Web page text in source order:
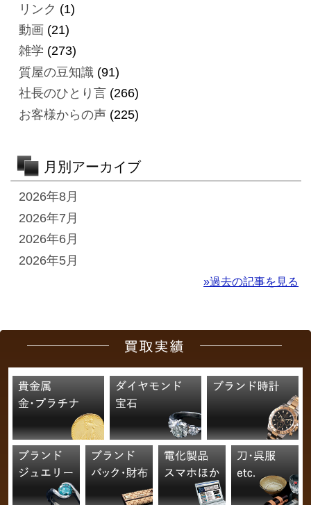
リンク (1)
動画(21)
雑学 (273)
質屋の豆知識(91)
社長のひとり言(266)
お客様からの声(225)
月別アーカイブ
2026年8月
2026年7月
2026年6月
2026年5月
»過去の記事を見る